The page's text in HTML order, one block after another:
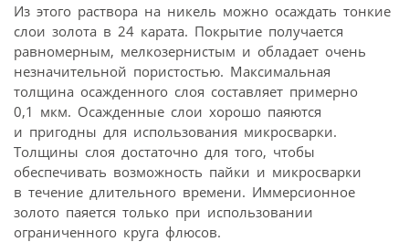
Из этого раствора на никель можно осаждать тонкие
слои золота в 24 карата. Покрытие получается
равномерным, мелкозернистым и обладает очень
незначительной пористостью. Максимальная
толщина осажденного слоя составляет примерно
0,1 мкм. Осажденные слои хорошо паяются
и пригодны для использования микросварки.
Толщины слоя достаточно для того, чтобы
обеспечивать возможность пайки и микросварки
в течение длительного времени. Иммерсионное
золото паяется только при использовании
ограниченного круга флюсов.